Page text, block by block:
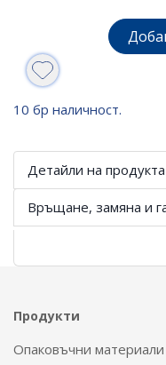
10 бр наличност.
Детайли на продукта
Връщане, замяна и
Продукти
Опаковъчни материали